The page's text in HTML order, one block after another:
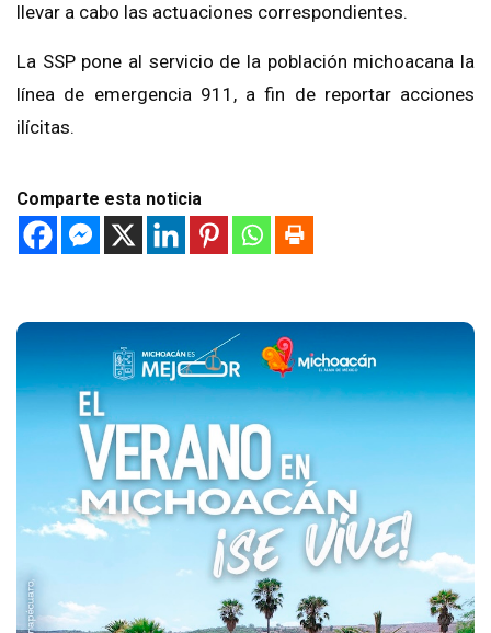
llevar a cabo las actuaciones correspondientes.
La SSP pone al servicio de la población michoacana la
línea de emergencia 911, a fin de reportar acciones
ilícitas.
Comparte esta noticia